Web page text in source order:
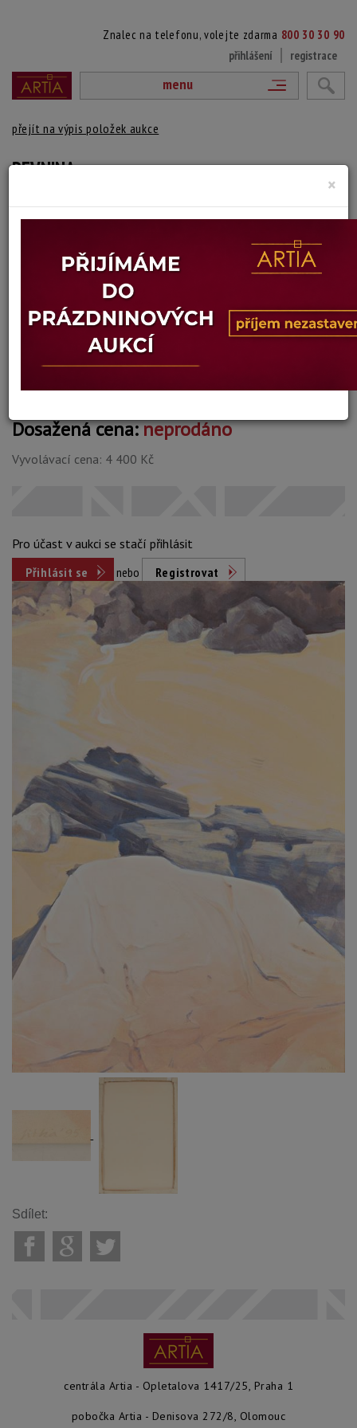
Znalec na telefonu, volejte zdarma 800 30 30 90
přihlášení
registrace
menu
přejít na výpis položek aukce
PEVNINA
Autor:Jitka Vobořilová
signováno a datováno vpravo dole, volné plátno
Technika: akryl, datace: 1995
Šířka: 136 cm, výška: 90 cm
Stav: dobrý
27.05.2026 20:07 SELČ
Dosažená cena:neprodáno
Vyvolávací cena: 4 400 Kč
Pro účast v aukci se stačí přihlásit
Přihlásit se
nebo Registrovat
Sdílet:
centrála Artia - Opletalova 1417/25, Praha 1
pobočka Artia - Denisova 272/8, Olomouc
×